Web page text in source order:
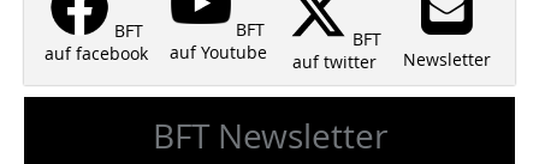
BFT
auf facebook
BFT
auf Youtube
BFT
auf twitter
Newsletter
BFT Newsletter